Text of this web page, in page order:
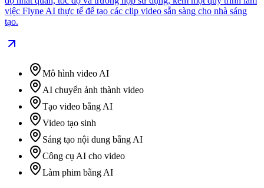
việc Flyne AI thực tế để tạo các clip video sẵn sàng cho nhà sáng
tạo.
Mô hình video AI
AI chuyển ảnh thành video
Tạo video bằng AI
Video tạo sinh
Sáng tạo nội dung bằng AI
Công cụ AI cho video
Làm phim bằng AI